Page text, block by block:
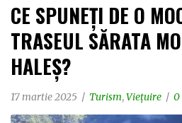
CE SPUNEȚI DE O
TRASEUL SĂRATA
HALEȘ?
17 martie 2025 Turism,Viețuire 0